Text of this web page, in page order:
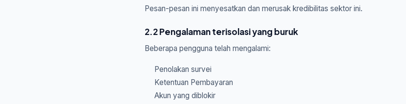
Pesan-pesan ini menyesatkan dan merusak kredibilitas sektor ini.
2.2 Pengalaman terisolasi yang buruk
Beberapa pengguna telah mengalami:
Penolakan survei
Ketentuan Pembayaran
Akun yang diblokir